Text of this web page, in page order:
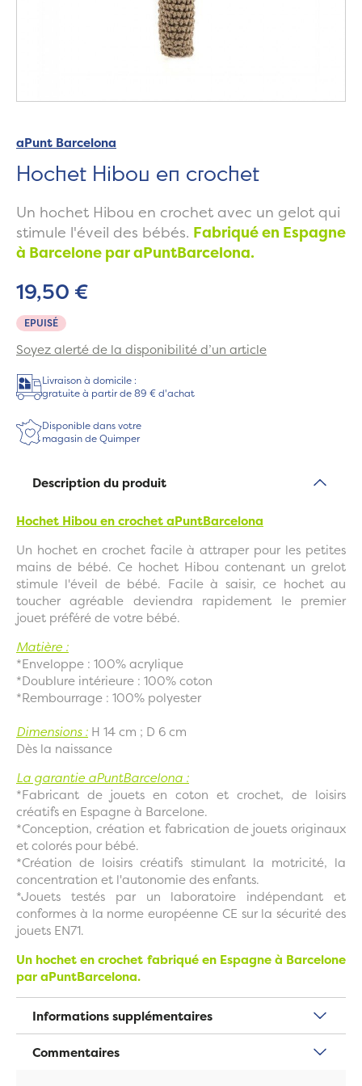
aPunt Barcelona
Hochet Hibou en crochet
Un hochet Hibou en crochet avec un gelot qui
stimule l'éveil des bébés. Fabriqué en Espagne
à Barcelone paraPuntBarcelona.
EPUISÉ
19,50 €
Soyez alerté de la disponibilité d’un article
Livraison à domicile :
gratuite à partir de 89 € d'achat
Disponible dans votre
magasin de Quimper
Description du produit
Hochet Hibou en crochetaPuntBarcelona
Un hochet en crochet facile à attraper pour les petites
mains de bébé. Ce hochet Hibou contenant un grelot
stimule l'éveil de bébé. Facile à saisir, ce hochet au
toucher agréable deviendra rapidement le premier
jouet préféré de votre bébé.
Matière :
*Enveloppe : 100% acrylique
*Doublure intérieure : 100% coton
*Rembourrage : 100% polyester
Dimensions : H 14 cm ; D 6 cm
Dès la naissance
La garantie aPuntBarcelona :
*Fabricant de jouets en coton et crochet, de loisirs
créatifs en Espagne à Barcelone.
*Conception, création et fabrication de jouets originaux
et colorés pour bébé.
*Création de loisirs créatifs stimulant la motricité, la
concentration et l'autonomie des enfants.
*Jouets testés par un laboratoire indépendant et
conformes à la norme européenne CE sur la sécurité des
jouets EN71.
Un hochet en crochet fabriqué en Espagne à Barcelone
paraPuntBarcelona.
Informations supplémentaires
Commentaires